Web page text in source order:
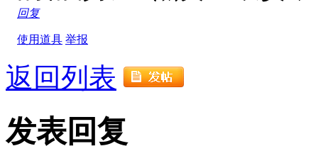
回复
使用道具 举报
返回列表
发表回复